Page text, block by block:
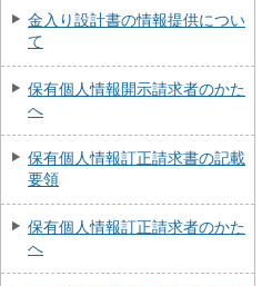
金入り設計書の情報提供につい
て
保有個人情報開示請求者のかた
へ
保有個人情報訂正請求書の記載
要領
保有個人情報訂正請求者のかた
へ